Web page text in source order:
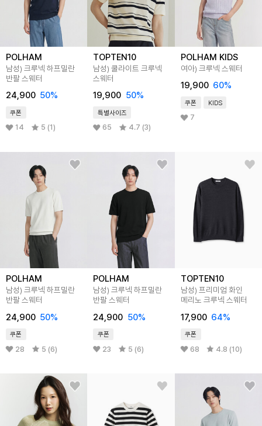
POLHAM
남성) 크루넥 하프밀란
반팔 스웨터
24,900 50%
쿠폰
14 5 (1)
TOPTEN10
남성) 쿨라이트 크루넥
스웨터
19,900 50%
특별사이즈
65 4.7 (3)
POLHAM KIDS
여아) 크루넥 스웨터
19,900 60%
쿠폰 KIDS
7
POLHAM
남성) 크루넥 하프밀란
반팔 스웨터
24,900 50%
쿠폰
28 5 (6)
POLHAM
남성) 크루넥 하프밀란
반팔 스웨터
24,900 50%
쿠폰
23 5 (6)
TOPTEN10
남성) 프리미엄 화인
메리노 크루넥 스웨터
17,900 64%
쿠폰
68 4.8 (10)